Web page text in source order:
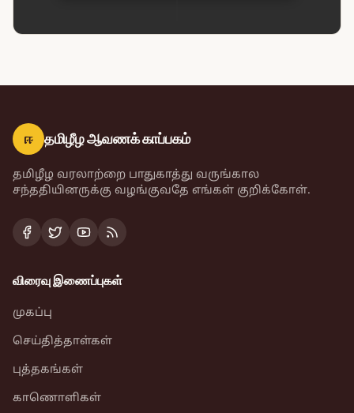
ஈ தமிழீழ ஆவணக் காப்பகம்
தமிழீழ வரலாற்றை பாதுகாத்து வருங்கால
சந்ததியினருக்கு வழங்குவதே எங்கள் குறிக்கோள்.
விரைவு இணைப்புகள்
முகப்பு
செய்தித்தாள்கள்
புத்தகங்கள்
காணொளிகள்